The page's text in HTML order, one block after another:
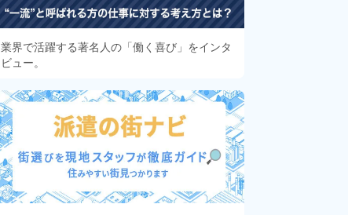
業界で活躍する著名人の「働く喜び」をインタ
ビュー。